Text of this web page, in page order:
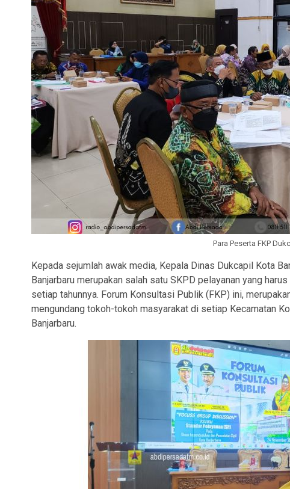
Para Peserta FKP
Kepada sejumlah awak media, Kepala Dinas Dukcapil Kota
Banjarbaru merupakan salah satu SKPD pelayanan yang
setiap tahunnya. Forum Konsultasi Publik (FKP) ini,
mengundang tokoh-tokoh masyarakat di setiap Kecamatan
Banjarbaru.